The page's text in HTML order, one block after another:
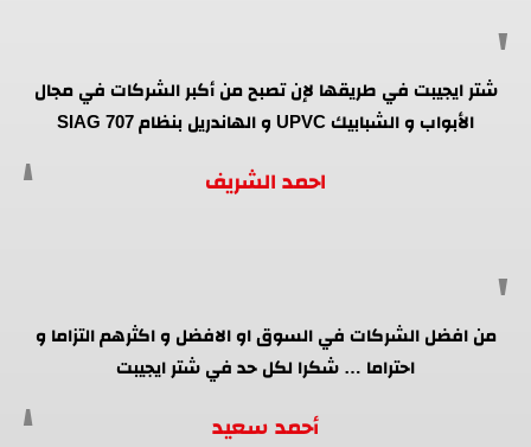
شتر ايجيبت في طريقها لإن تصبح من أكبر الشركات في مجال
الأبواب و الشبابيك UPVC و الهاندريل بنظام SIAG 707
احمد الشريف
من افضل الشركات في السوق او الافضل و اكثرهم التزاما و
احتراما … شكرا لكل حد في شتر ايجيبت
أحمد سعيد